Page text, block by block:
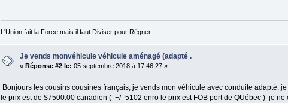
L'Union fait la Force mais il faut Diviser pour Régner.
Je vends monvéhicule véhicule aménagé (adapté .
« Réponse #2 le: 05 septembre 2018 à 17:46:27 »
Bonjours les cousins cousines français, je vends mon véhicule avec conduite adapté,
le prix est de $7500.00 canadien ( +/- 5102 enro le prix est FOB port de QUébec ) je